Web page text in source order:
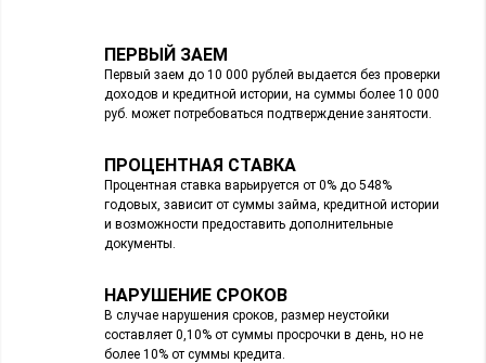
ПЕРВЫЙ ЗАЕМ
Первый заем до 10 000 рублей выдается без проверки
доходов и кредитной истории, на суммы более 10 000
руб. может потребоваться подтверждение занятости.
ПРОЦЕНТНАЯ СТАВКА
Процентная ставка варьируется от 0% до 548%
годовых, зависит от суммы займа, кредитной истории
и возможности предоставить дополнительные
документы.
НАРУШЕНИЕ СРОКОВ
В случае нарушения сроков, размер неустойки
составляет 0,10% от суммы просрочки в день, но не
более 10% от суммы кредита.